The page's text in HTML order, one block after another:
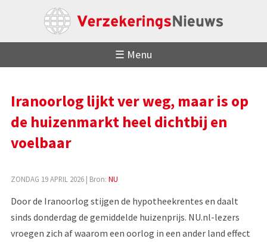
☰ Menu
Iranoorlog lijkt ver weg, maar is op
de huizenmarkt heel dichtbij en
voelbaar
ZONDAG 19 APRIL 2026| Bron: NU
Door de Iranoorlog stijgen de hypotheekrentes en daalt
sinds donderdag de gemiddelde huizenprijs. NU.nl-lezers
vroegen zich af waarom een oorlog in een ander land effect